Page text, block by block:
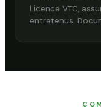
Licence VTC,
entretenus.